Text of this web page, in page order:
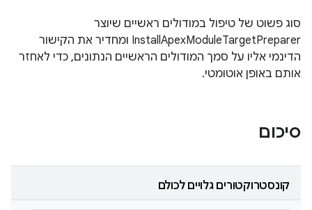
סוג פשוט של טיפול במודולים ראשיים שיוצר
InstallApexModuleTargetPreparer ומחדיר את הקישור
הדינמי אליו על סמך המודולים הראשיים הנתונים, כדי לאחזר
אותם באופן אוטומטי.
סיכום
קונסטרוקטורים גלויים לכולם